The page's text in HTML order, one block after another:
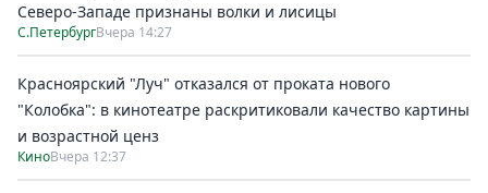
Северо-Западе признаны волки и лисицы
С.ПетербургВчера 14:27
Красноярский "Луч" отказался от проката нового
"Колобка": в кинотеатре раскритиковали качество картины
и возрастной ценз
КиноВчера 12:37